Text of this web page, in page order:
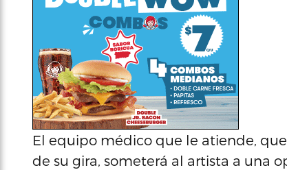
El equipo médico que le atiende,
de su gira, someterá al artista a una